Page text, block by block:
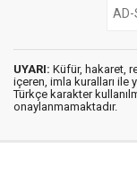
UYARI: Küfür, hakaret,
içeren, imla kuralları ile
Türkçe karakter
onaylanmamaktadır.